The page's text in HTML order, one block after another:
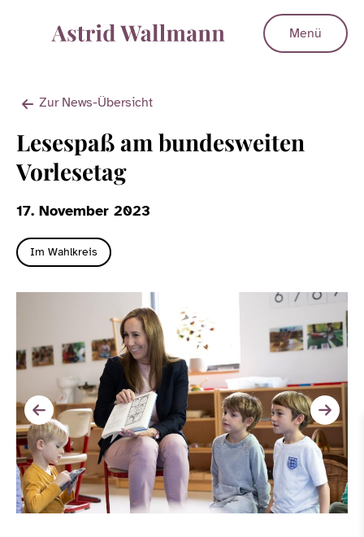
Menü
Zur News-Übersicht
Lesespaß am bundesweiten
Vorlesetag
17. November 2023
Im Wahlkreis